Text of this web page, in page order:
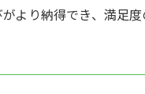
より納得でき、満足度